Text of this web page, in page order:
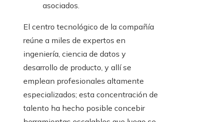
asociados.
El centro tecnológico de la compañía
reúne a miles de expertos en
ingeniería, ciencia de datos y
desarrollo de producto, y allí se
emplean profesionales altamente
especializados; esta concentración de
talento ha hecho posible concebir